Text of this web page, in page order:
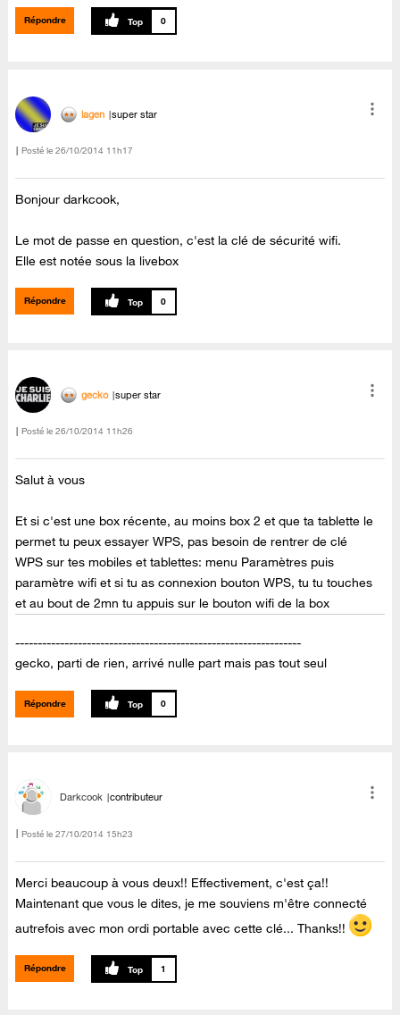
Répondre 0
lagen super star
Posté le ‎26/10/2014 11h17
Bonjour darkcook,
Le mot de passe en question, c'est la clé de sécurité wifi.
Elle est notée sous la livebox
Répondre 0
gecko super star
Posté le ‎26/10/2014 11h26
Salut à vous
Et si c'est une box récente, au moins box 2 et que ta tablette le
permet tu peux essayer WPS, pas besoin de rentrer de clé
WPS sur tes mobiles et tablettes: menu Paramètres puis
paramètre wifi et si tu as connexion bouton WPS, tu tu touches
et au bout de 2mn tu appuis sur le bouton wifi de la box
----------------------------------------------------------------
gecko, parti de rien, arrivé nulle part mais pas tout seul
Répondre 0
Darkcook contributeur
Posté le ‎27/10/2014 15h23
Merci beaucoup à vous deux!! Effectivement, c'est ça!!
Maintenant que vous le dites, je me souviens m'être connecté
autrefois avec mon ordi portable avec cette clé... Thanks!!
Répondre 1